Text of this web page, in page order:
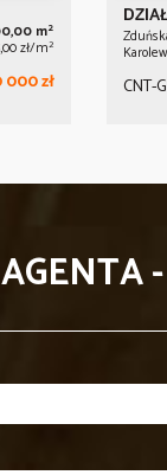
m2
zł/m2
zł
Karolew
CNT-